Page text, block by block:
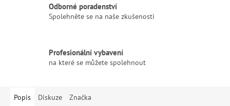
Odborné poradenství
Spolehněte se na naše zkušenosti
Profesionální vybavení
na které se můžete spolehnout
Popis Diskuze Značka